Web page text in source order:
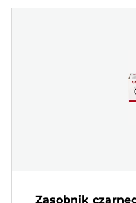
Zasobnik